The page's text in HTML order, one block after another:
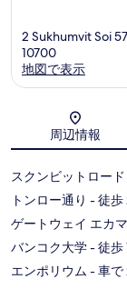
2 Sukhumvit Soi
10700
地図で表示
周辺情報
スクンビットロード
トンロー通り - 徒歩
ゲートウェイ エカ
バンコク大学- 徒歩
エンポリウム - 車で